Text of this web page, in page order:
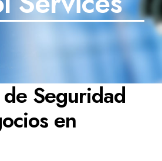
Seguridad
en